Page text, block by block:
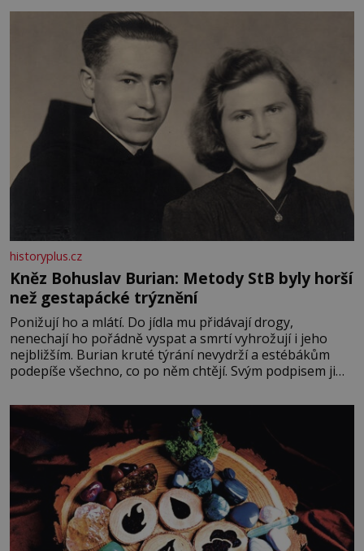
měkkost a bezpečí, proto by pokoj miminka měl působit
především klidně a útulně. Předškolní věk je
historyplus.cz
Kněz Bohuslav Burian: Metody StB byly horší
než gestapácké trýznění
Ponižují ho a mlátí. Do jídla mu přidávají drogy,
nenechají ho pořádně vyspat a smrtí vyhrožují i jeho
nejbližším. Burian kruté týrání nevydrží a estébákům
podepíše všechno, co po něm chtějí. Svým podpisem jim
fyzický ani psychický nátlak. Syn brněnského řezníka
chce být knězem a